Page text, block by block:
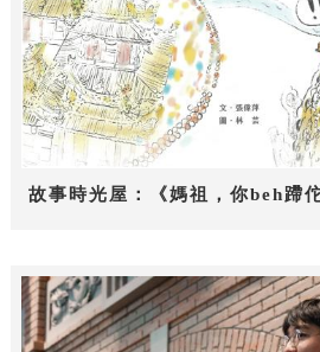
故事時光屋：《媽祖，你beh蹛